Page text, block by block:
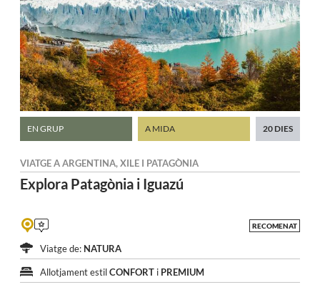
Explora Patagònia i Iguazú
VIATGE AARGENTINA, XILE I PATAGÒNIA
EN GRUP A MIDA 20 DIES
RECOMENAT
Viatge de: NATURA
Allotjament estilCONFORT i PREMIUM